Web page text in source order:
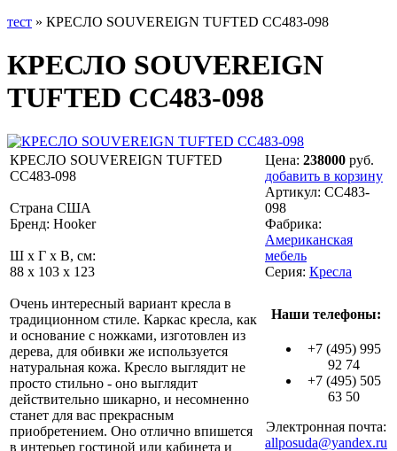
тест » КРЕСЛО SOUVEREIGN TUFTED CC483-098
КРЕСЛО SOUVEREIGN
TUFTED CC483-098
КРЕСЛО SOUVEREIGN TUFTED
CC483-098
Страна США
Бренд: Hooker
Ш x Г x В, см:
88 x 103 x 123
Очень интересный вариант кресла в
традиционном стиле. Каркас кресла, как
и основание с ножками, изготовлен из
дерева, для обивки же используется
натуральная кожа. Кресло выглядит не
просто стильно - оно выглядит
действительно шикарно, и несомненно
станет для вас прекрасным
приобретением. Оно отлично впишется
в интерьер гостиной или кабинета и
Цена: 238000 руб.
добавить в корзину
Артикул: CC483-
098
Фабрика:
Американская
мебель
Серия: Кресла
Наши телефоны:
+7 (495) 995
92 74
+7 (495) 505
63 50
Электронная почта:
allposuda@yandex.ru